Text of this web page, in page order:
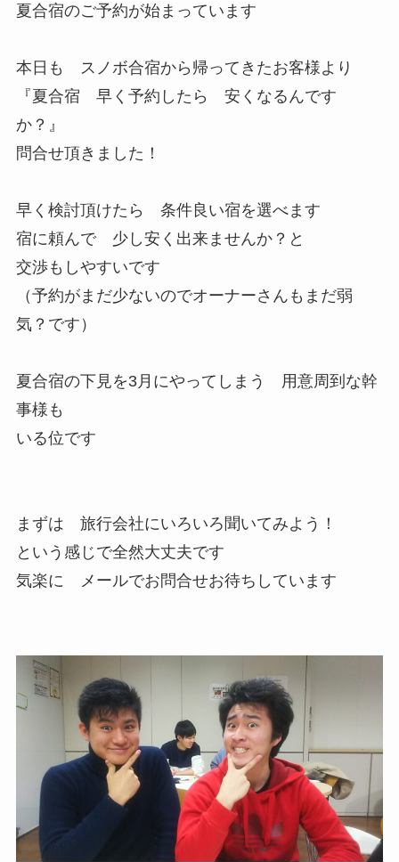
夏合宿のご予約が始まっています
本日も スノボ合宿から帰ってきたお客様より
『夏合宿 早く予約したら 安くなるんです
か？』
問合せ頂きました！
早く検討頂けたら 条件良い宿を選べます
宿に頼んで 少し安く出来ませんか？と
交渉もしやすいです
（予約がまだ少ないのでオーナーさんもまだ弱
気？です）
夏合宿の下見を3月にやってしまう 用意周到な幹
事様も
いる位です
まずは 旅行会社にいろいろ聞いてみよう！
という感じで全然大丈夫です
気楽に メールでお問合せお待ちしています